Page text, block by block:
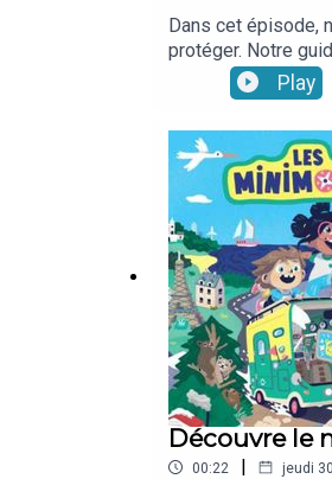
Dans cet épisode,
protéger. Notre
podcast d'Ambre
Play
Découvre le
00:22 | jeudi